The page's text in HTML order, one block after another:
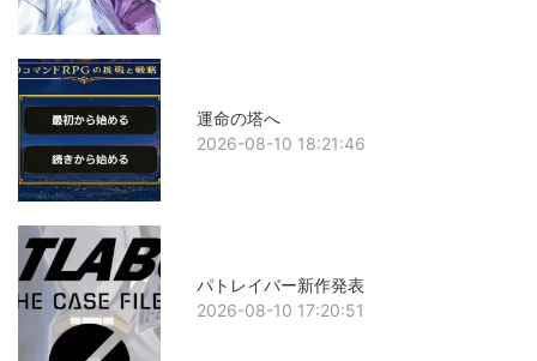
運命の塔へ
2026-08-10 18:21:46
パトレイバー新作発表
2026-08-10 17:20:51